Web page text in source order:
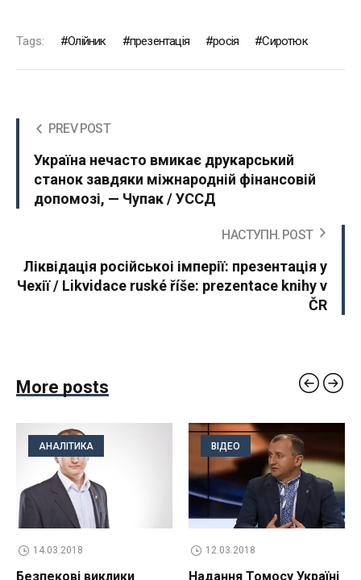
Tags: Олійник презентація росія Сиротюк
PREV POST
Україна нечасто вмикає друкарський
станок завдяки міжнародній фінансовій
допомозі, — Чупак / УССД
НАСТУПН. POST
Ліквідація російськоі імперії: презентація у
Чехії / Likvidace ruské říše: prezentace knihy v
ČR
More posts
АНАЛІТИКА
14.03.2018
Безпекові виклики
ВІДЕО
12.03.2018
Надання Томосу Україні